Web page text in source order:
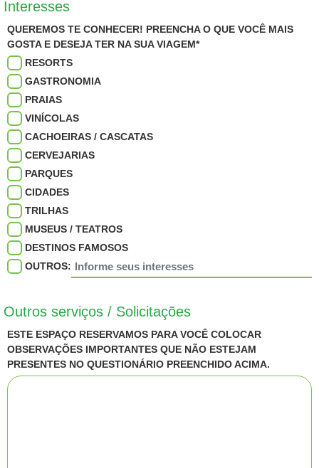
Interesses
QUEREMOS TE CONHECER! PREENCHA O QUE VOCÊ MAIS
GOSTA E DESEJA TER NA SUA VIAGEM*
RESORTS
GASTRONOMIA
PRAIAS
VINÍCOLAS
CACHOEIRAS / CASCATAS
CERVEJARIAS
PARQUES
CIDADES
TRILHAS
MUSEUS / TEATROS
DESTINOS FAMOSOS
OUTROS:
Outros serviços / Solicitações
ESTE ESPAÇO RESERVAMOS PARA VOCÊ COLOCAR
OBSERVAÇÕES IMPORTANTES QUE NÃO ESTEJAM
PRESENTES NO QUESTIONÁRIO PREENCHIDO ACIMA.